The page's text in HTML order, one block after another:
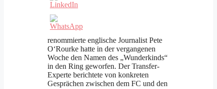
renommierte englische Journalist Pete
O‘Rourke hatte in der vergangenen
Woche den Namen des „Wunderkinds“
in den Ring geworfen. Der Transfer-
Experte berichtete von konkreten
Gesprächen zwischen dem FC und den